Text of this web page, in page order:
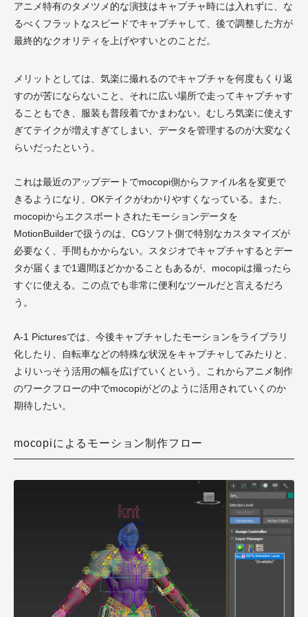
アニメ特有のタメツメ的な演技はキャプチャ時には入れずに、な
るべくフラットなスピードでキャプチャして、後で調整した方が
最終的なクオリティを上げやすいとのことだ。
メリットとしては、気楽に撮れるのでキャプチャを何度もくり返
すのが苦にならないこと。それに広い場所で走ってキャプチャす
ることもでき、服装も普段着でかまわない。むしろ気楽に使えす
ぎてテイクが増えすぎてしまい、データを管理するのが大変なく
らいだったという。
これは最近のアップデートでmocopi側からファイル名を変更で
きるようになり、OKテイクがわかりやすくなっている。また、
mocopiからエクスポートされたモーションデータを
MotionBuilderで扱うのは、CGソフト側で特別なカスタマイズが
必要なく、手間もかからない。スタジオでキャプチャするとデー
タが届くまで1週間ほどかかることもあるが、mocopiは撮ったら
すぐに使える。この点でも非常に便利なツールだと言えるだろ
う。
A-1 Picturesでは、今後キャプチャしたモーションをライブラリ
化したり、自転車などの特殊な状況をキャプチャしてみたりと、
よりいっそう活用の幅を広げていくという。これからアニメ制作
のワークフローの中でmocopiがどのように活用されていくのか
期待したい。
mocopiによるモーション制作フロー